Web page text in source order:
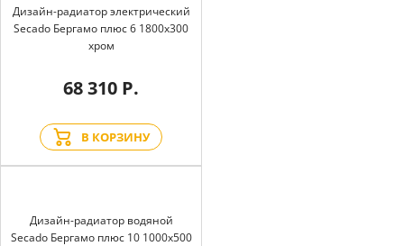
Дизайн-радиатор электрический
Secado Бергамо плюс 6 1800x300
хром
68 310 Р.
В КОРЗИНУ
Дизайн-радиатор водяной
Secado Бергамо плюс 10 1000x500